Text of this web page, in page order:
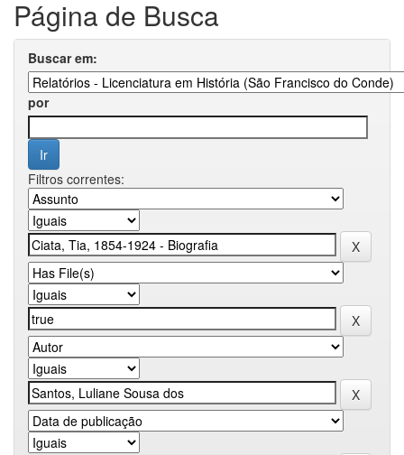
Página de Busca
Buscar em:
por
Filtros correntes: